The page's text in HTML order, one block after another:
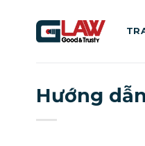
Hướng